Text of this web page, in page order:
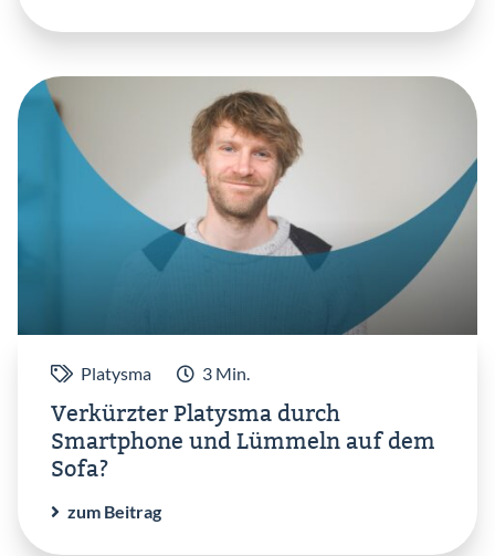
Platysma 3 Min.
Verkürzter Platysma durch
Smartphone und Lümmeln auf dem
Sofa?
zum Beitrag